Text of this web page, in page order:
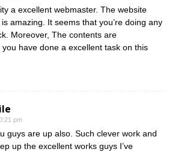
a excellent webmaster. The website
amazing. It seems that you’re doing any
Moreover, The contents are
you have done a excellent task on this
pm
guys are up also. Such clever work and
up the excellent works guys I’ve